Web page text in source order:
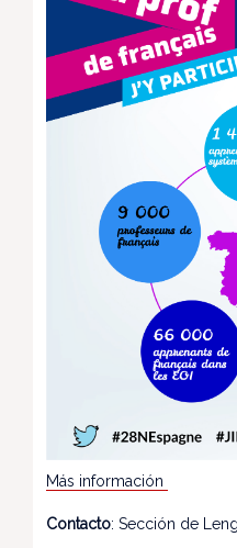
Más información
Contacto: Sección de